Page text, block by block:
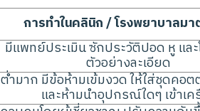
การทำในคลินิก / โรงพยาบาลม
มีแพทย์ประเมิน ซักประวัติปอด หู และ
ตัวอย่างละเอียด
ต่ำมาก มีข้อห้ามเข้มงวด ให้ใส่ชุดคอ
และห้ามนำอุปกรณ์ใดๆ เข้าเค